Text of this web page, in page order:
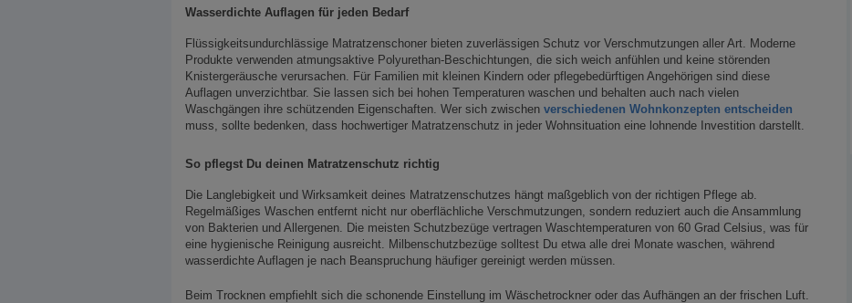
Wasserdichte Auflagen für jeden Bedarf
Flüssigkeitsundurchlässige Matratzenschoner bieten zuverlässigen Schutz vor Verschmutzungen aller Art. Moderne
Produkte verwenden atmungsaktive Polyurethan-Beschichtungen, die sich weich anfühlen und keine störenden
Knistergeräusche verursachen. Für Familien mit kleinen Kindern oder pflegebedürftigen Angehörigen sind diese
Auflagen unverzichtbar. Sie lassen sich bei hohen Temperaturen waschen und behalten auch nach vielen
Waschgängen ihre schützenden Eigenschaften. Wer sich zwischen verschiedenen Wohnkonzepten entscheiden
muss, sollte bedenken, dass hochwertiger Matratzenschutz in jeder Wohnsituation eine lohnende Investition darstellt.
So pflegst Du deinen Matratzenschutz richtig
Die Langlebigkeit und Wirksamkeit deines Matratzenschutzes hängt maßgeblich von der richtigen Pflege ab.
Regelmäßiges Waschen entfernt nicht nur oberflächliche Verschmutzungen, sondern reduziert auch die Ansammlung
von Bakterien und Allergenen. Die meisten Schutzbezüge vertragen Waschtemperaturen von 60 Grad Celsius, was für
eine hygienische Reinigung ausreicht. Milbenschutzbezüge solltest Du etwa alle drei Monate waschen, während
wasserdichte Auflagen je nach Beanspruchung häufiger gereinigt werden müssen.
Beim Trocknen empfiehlt sich die schonende Einstellung im Wäschetrockner oder das Aufhängen an der frischen Luft.